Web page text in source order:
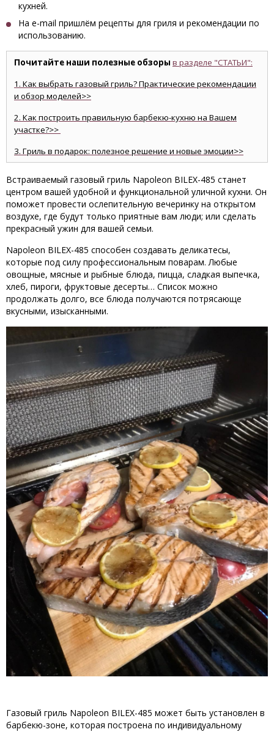
кухней.
На e-mail пришлём рецепты для гриля и рекомендации по
использованию.
Почитайте наши полезные обзоры в разделе "СТАТЬИ":
1. Как выбрать газовый гриль? Практические рекомендации
и обзор моделей>>
2. Как построить правильную барбекю-кухню на Вашем
участке?>>
3. Гриль в подарок: полезное решение и новые эмоции>>
Встраиваемый газовый гриль Napoleon BILEX-485 станет
центром вашей удобной и функциональной уличной кухни. Он
поможет провести ослепительную вечеринку на открытом
воздухе, где будут только приятные вам люди; или сделать
прекрасный ужин для вашей семьи.
Napoleon BILEX-485 способен создавать деликатесы,
которые под силу профессиональным поварам. Любые
овощные, мясные и рыбные блюда, пицца, сладкая выпечка,
хлеб, пироги, фруктовые десерты… Список можно
продолжать долго, все блюда получаются потрясающе
вкусными, изысканными.
Газовый гриль Napoleon BILEX-485 может быть установлен в
барбекю-зоне, которая построена по индивидуальному